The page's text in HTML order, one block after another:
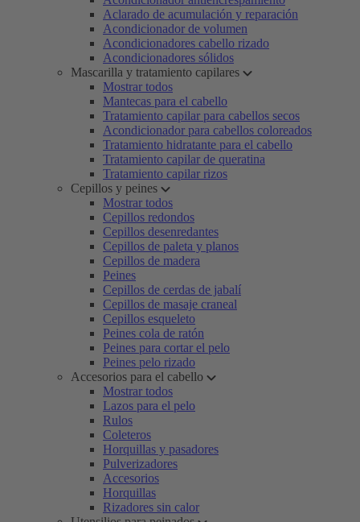
Aclarado de acumulación y reparación
Acondicionador de volumen
Acondicionadores cabello rizado
Acondicionadores sólidos
Mascarilla y tratamiento capilares
Mostrar todos
Mantecas para el cabello
Tratamiento capilar para cabellos secos
Acondicionador para cabellos coloreados
Tratamiento hidratante para el cabello
Tratamiento capilar de queratina
Tratamiento capilar rizos
Cepillos y peines
Mostrar todos
Cepillos redondos
Cepillos desenredantes
Cepillos de paleta y planos
Cepillos de madera
Peines
Cepillos de cerdas de jabalí
Cepillos de masaje craneal
Cepillos esqueleto
Peines cola de ratón
Peines para cortar el pelo
Peines pelo rizado
Accesorios para el cabello
Mostrar todos
Lazos para el pelo
Rulos
Coleteros
Horquillas y pasadores
Pulverizadores
Accesorios
Horquillas
Rizadores sin calor